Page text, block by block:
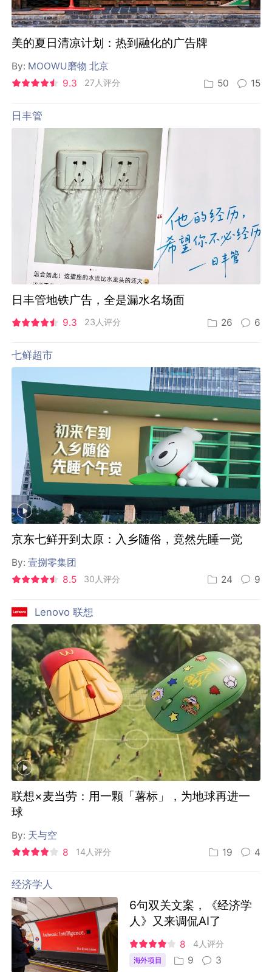
美的夏日清凉计划：热到融化的广告牌
By: MOOWU磨物 北京
9.3
27人评分 50 15
日丰管
日丰管地铁广告，全是漏水名场面
9.3 23人评分 26 6
七鲜超市
京东七鲜开到太原：入乡随俗，竟然先睡一觉
By:壹捌零集团
8.5
30人评分 24 9
Lenovo 联想
联想×麦当劳：用一颗「薯标」，为地球再进一
球
By: 天与空
8
14人评分 19 4
经济学人
6句双关文案，《经济学
人》又来调侃AI了
8 4人评分
海外项目 9 3